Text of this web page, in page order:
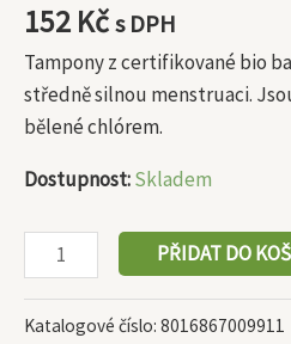
152 Kčs DPH
Tampony z certifikované bio
středně silnou menstruaci.
bělené chlórem.
Dostupnost:Skladem
PŘIDAT DO
Katalogové číslo: 8016867009911